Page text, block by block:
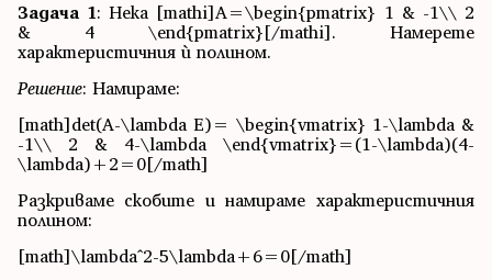
Задача 1: Нека [mathi]A=\begin{pmatrix} 1 & -1\\ 2
& 4 \end{pmatrix}[/mathi]. Намерете
характеристичния ѝ полином.
Решение: Намираме:
[math]det(A-\lambda E)= \begin{vmatrix} 1-\lambda &
-1\\ 2 & 4-\lambda \end{vmatrix}=(1-\lambda)(4-
\lambda)+2=0[/math]
Разкриваме скобите и намираме характеристичния
полином:
[math]\lambda^2-5\lambda+6=0[/math]